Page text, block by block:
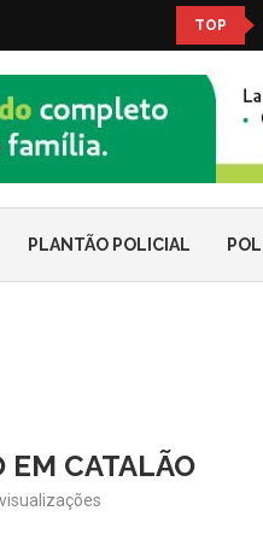
TOP
PLANTÃO POLICIAL
EM CATALÃO
visualizações